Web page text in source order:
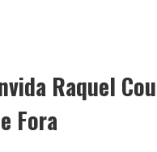
Raquel
Fora